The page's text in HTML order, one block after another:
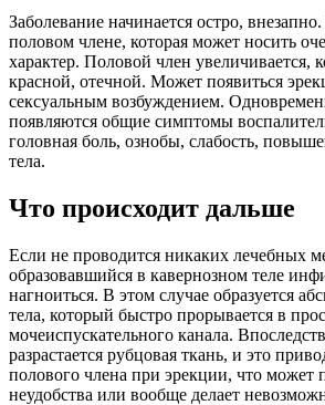
Заболевание начинается остро,
половом члене, которая может носить
характер. Половой член увеличивается,
красной, отечной. Может появиться
сексуальным возбуждением.
появляются общие симптомы
головная боль, ознобы, слабость,
тела.
Что происходит дальше
Если не проводится никаких лечебных
образовавшийся в кавернозном теле
нагноиться. В этом случае образуется
тела, который быстро прорывается в
мочеиспускательного канала.
разрастается рубцовая ткань, и это
полового члена при эрекции, что может
неудобства или вообще делает